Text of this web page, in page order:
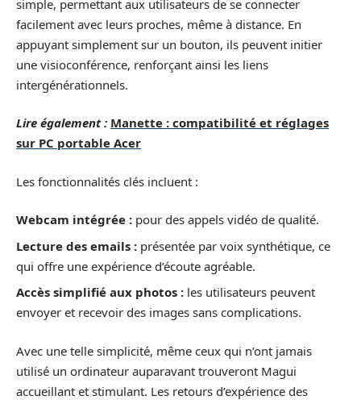
simple, permettant aux utilisateurs de se connecter
facilement avec leurs proches, même à distance. En
appuyant simplement sur un bouton, ils peuvent initier
une visioconférence, renforçant ainsi les liens
intergénérationnels.
Lire également : Manette : compatibilité et réglages
sur PC portable Acer
Les fonctionnalités clés incluent :
Webcam intégrée : pour des appels vidéo de qualité.
Lecture des emails : présentée par voix synthétique, ce
qui offre une expérience d’écoute agréable.
Accès simplifié aux photos : les utilisateurs peuvent
envoyer et recevoir des images sans complications.
Avec une telle simplicité, même ceux qui n’ont jamais
utilisé un ordinateur auparavant trouveront Magui
accueillant et stimulant. Les retours d’expérience des